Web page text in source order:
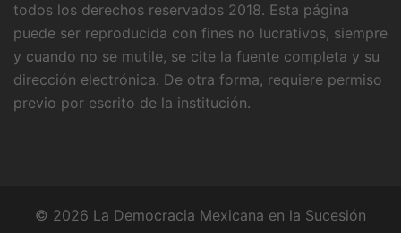
todos los derechos reservados 2018. Esta página
puede ser reproducida con fines no lucrativos, siempre
y cuando no se mutile, se cite la fuente completa y su
dirección electrónica. De otra forma, requiere permiso
previo por escrito de la institución.
© 2026 La Democracia Mexicana en la Sucesión